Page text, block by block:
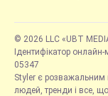
© 2026 LLC «UBT
Ідентифікатор онлайн-
05347
Styler є розважальним
людей, тренди і все,